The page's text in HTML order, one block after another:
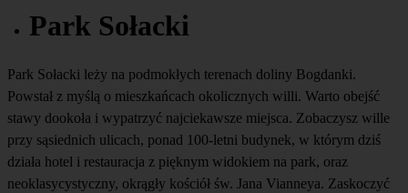
Park Sołacki
Park Sołacki leży na podmokłych terenach doliny Bogdanki.
Powstał z myślą o mieszkańcach okolicznych willi. Warto obejść
stawy dookoła i wypatrzyć najciekawsze miejsca. Zobaczysz wille
przy sąsiednich ulicach, ponad 100-letni budynek, w którym dziś
działa hotel i restauracja z pięknym widokiem na park, oraz
neoklasycystyczny, okrągły kościół św. Jana Vianneya. Zaskoczyć